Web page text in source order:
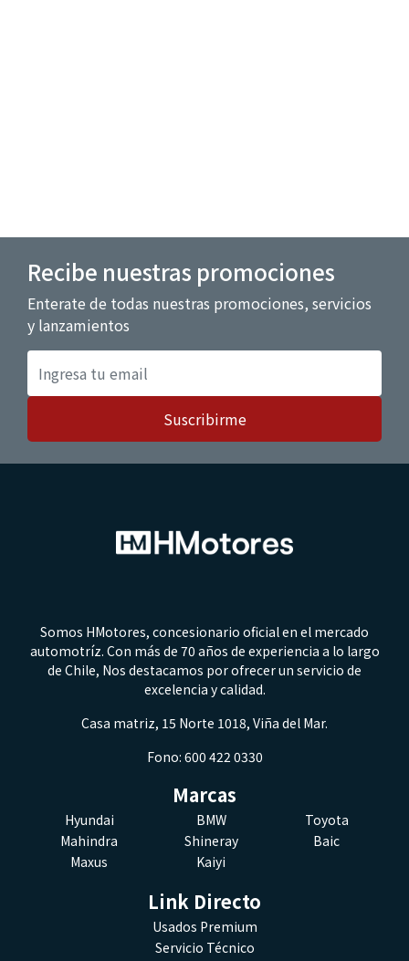
Recibe nuestras promociones
Enterate de todas nuestras promociones, servicios
y lanzamientos
Somos HMotores, concesionario oficial en el mercado
automotríz. Con más de 70 años de experiencia a lo largo
de Chile, Nos destacamos por ofrecer un servicio de
excelencia y calidad.
Casa matriz, 15 Norte 1018, Viña del Mar.
Fono: 600 422 0330
Marcas
Hyundai BMW
Toyota
Mahindra
Shineray
Baic
Maxus
Kaiyi
Link Directo
Usados Premium
Servicio Técnico